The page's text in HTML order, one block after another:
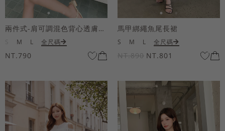
兩件式-肩可調混色背心透膚上衣套組
M L 全尺碼
NT.790
馬甲綁繩魚尾長裙
S M L 全尺碼
NT.890 NT.801